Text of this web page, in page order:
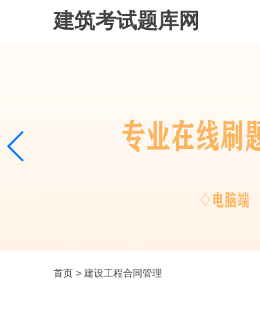
建筑考试题库网
首页 > 建设工程合同管理